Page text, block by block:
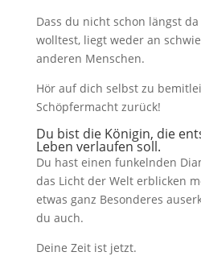
Dass du nicht schon längst
wolltest, liegt weder an
anderen Menschen.
Hör auf dich selbst zu
Schöpfermacht zurück!
Du bist die Königin, die
Leben verlaufen soll.
Du hast einen funkelnden
das Licht der Welt erblicken
etwas ganz Besonderes
du auch.
Deine Zeit ist jetzt.